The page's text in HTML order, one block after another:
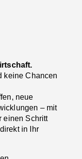
keine Chancen
neue
– mit
einen Schritt
in Ihr